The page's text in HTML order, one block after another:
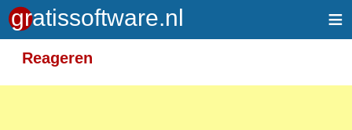
≡
Reageren